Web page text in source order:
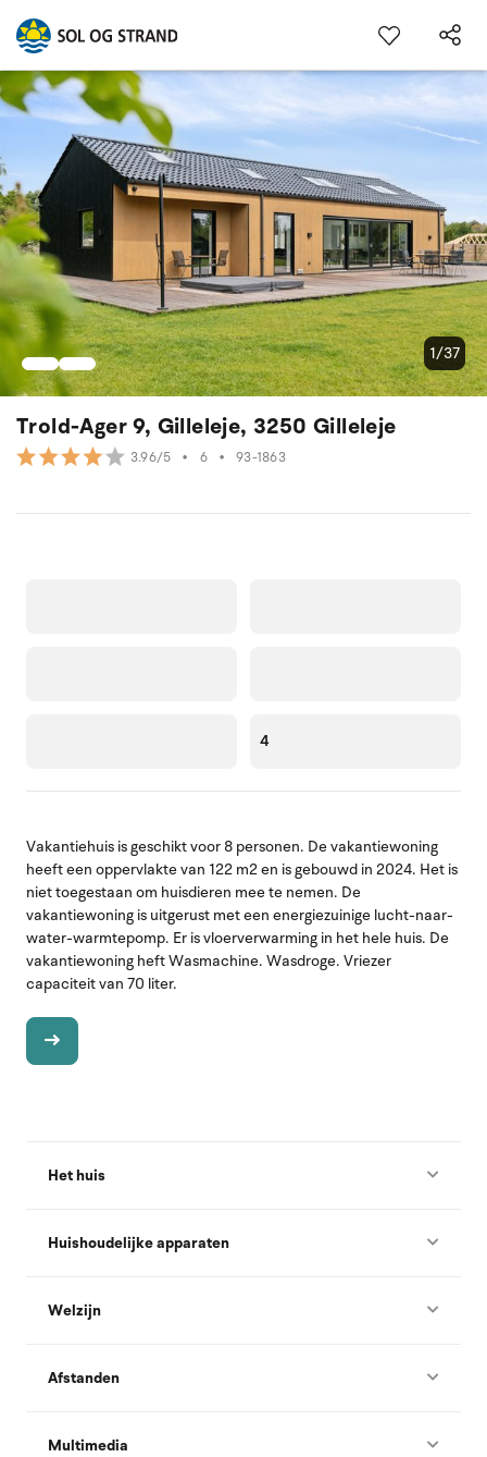
Trold-Ager 9, Gilleleje, 3250 Gilleleje
3.96/5 • 6 • 93-1863
1/37
4
Vakantiehuis is geschikt voor 8 personen. De vakantiewoning
heeft een oppervlakte van 122 m2 en is gebouwd in 2024. Het is
niet toegestaan om huisdieren mee te nemen. De
vakantiewoning is uitgerust met een energiezuinige lucht-naar-
water-warmtepomp. Er is vloerverwarming in het hele huis. De
vakantiewoning heft Wasmachine. Wasdroge. Vriezer
capaciteit van 70 liter.
Het huis
Huishoudelijke apparaten
Welzijn
Afstanden
Multimedia